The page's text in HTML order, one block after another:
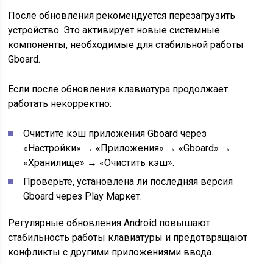
После обновления рекомендуется перезагрузить
устройство. Это активирует новые системные
компоненты, необходимые для стабильной работы
Gboard.
Если после обновления клавиатура продолжает
работать некорректно:
Очистите кэш приложения Gboard через
«Настройки» → «Приложения» → «Gboard» →
«Хранилище» → «Очистить кэш».
Проверьте, установлена ли последняя версия
Gboard через Play Маркет.
Регулярные обновления Android повышают
стабильность работы клавиатуры и предотвращают
конфликты с другими приложениями ввода.